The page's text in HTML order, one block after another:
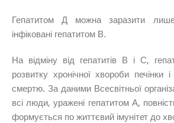
Гепатитом Д можна заразити
інфіковані гепатитом В.
На відміну від гепатитів В і С,
розвитку хронічної хвороби печінки і
смертю. За даними Всесвітньої
всі люди, уражені гепатитом А,
формується по життєвий імунітет до